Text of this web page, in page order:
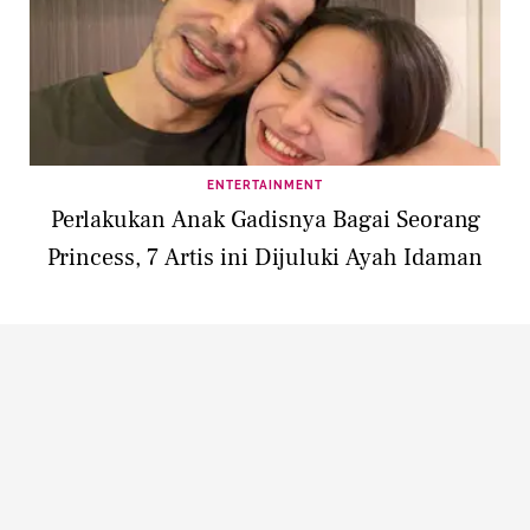
ENTERTAINMENT
Perlakukan Anak Gadisnya Bagai Seorang
Princess, 7 Artis ini Dijuluki Ayah Idaman